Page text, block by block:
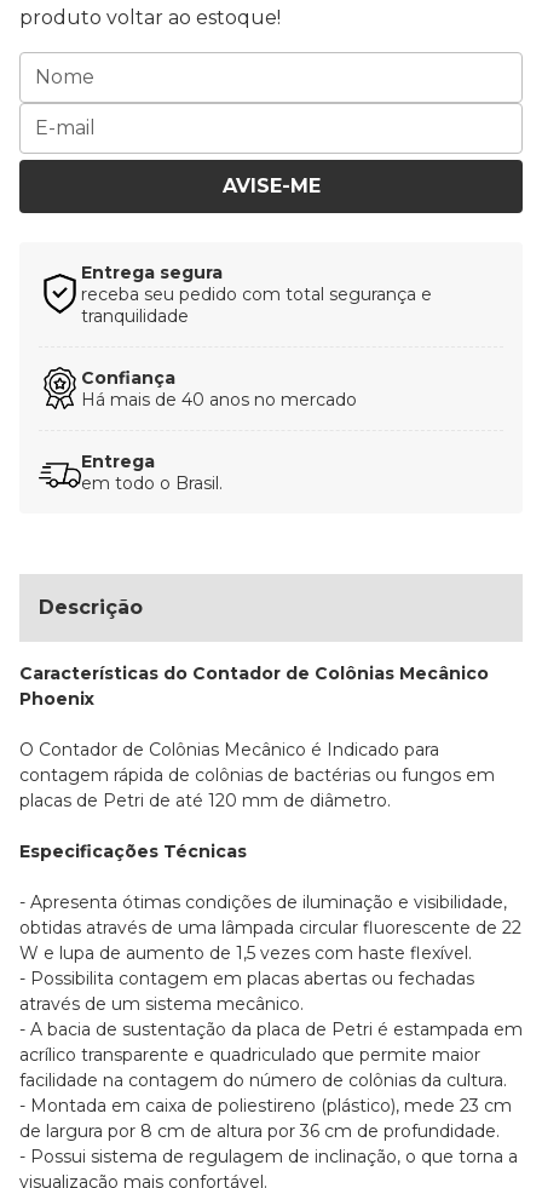
produto voltar ao estoque!
AVISE-ME
Entrega segura
receba seu pedido com total segurança e
tranquilidade
Confiança
Há mais de 40 anos no mercado
Entrega
em todo o Brasil.
Descrição
Características do Contador de Colônias Mecânico
Phoenix
O Contador de Colônias Mecânico é Indicado para
contagem rápida de colônias de bactérias ou fungos em
placas de Petri de até 120 mm de diâmetro.
Especificações Técnicas
- Apresenta ótimas condições de iluminação e visibilidade,
obtidas através de uma lâmpada circular fluorescente de 22
W e lupa de aumento de 1,5 vezes com haste flexível.
- Possibilita contagem em placas abertas ou fechadas
através de um sistema mecânico.
- A bacia de sustentação da placa de Petri é estampada em
acrílico transparente e quadriculado que permite maior
facilidade na contagem do número de colônias da cultura.
- Montada em caixa de poliestireno (plástico), mede 23 cm
de largura por 8 cm de altura por 36 cm de profundidade.
- Possui sistema de regulagem de inclinação, o que torna a
visualização mais confortável.